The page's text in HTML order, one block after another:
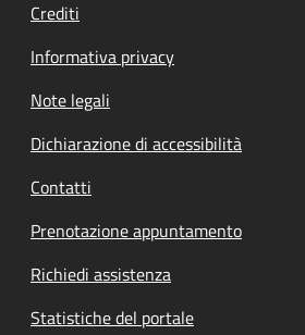
Crediti
Informativa privacy
Note legali
Dichiarazione di accessibilità
Contatti
Prenotazione appuntamento
Richiedi assistenza
Statistiche del portale